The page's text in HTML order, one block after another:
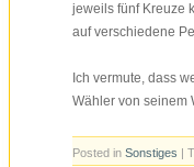
jeweils fünf Kreuze
auf verschiedene
Ich vermute, dass
Wähler von seinem
Posted in Sonstiges |